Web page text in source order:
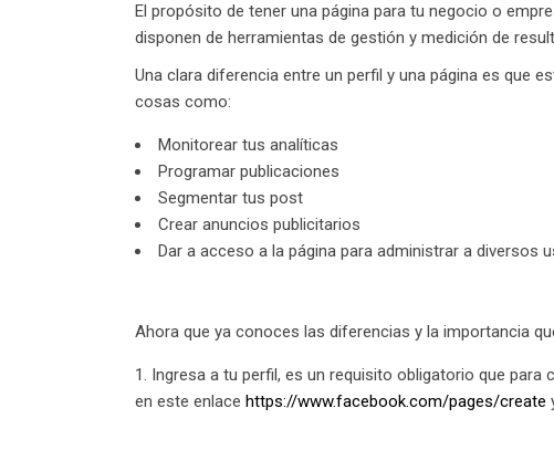
El propósito de tener una página para tu negocio o
disponen de herramientas de gestión y medición de
Una clara diferencia entre un perfil y una página es que
cosas como:
Monitorear tus analíticas
Programar publicaciones
Segmentar tus post
Crear anuncios publicitarios
Dar a acceso a la página para administrar a diversos
Ahora que ya conoces las diferencias y la importancia
Ingresa a tu perfil, es un requisito obligatorio que para
en este enlace https://www.facebook.com/pages/create